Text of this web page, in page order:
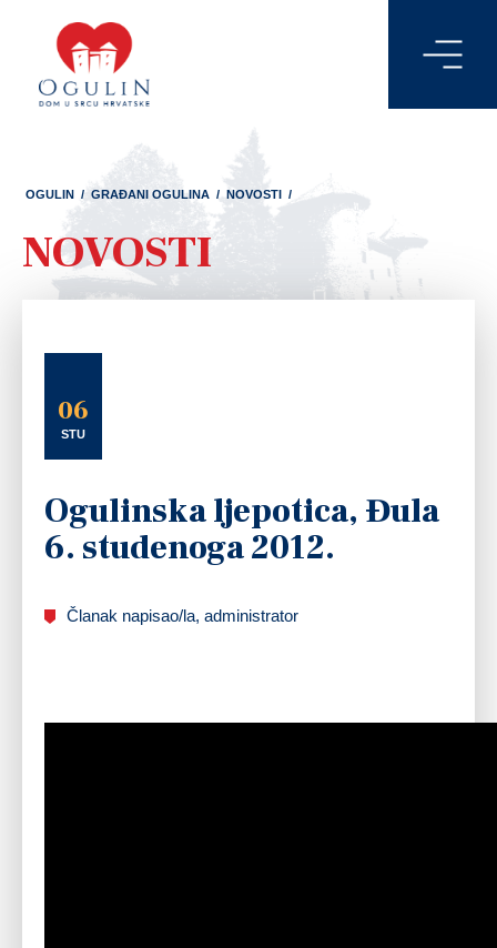
OGULIN / GRAĐANI OGULINA / NOVOSTI /
NOVOSTI
06
STU
Ogulinska ljepotica, Đula
6. studenoga 2012.
Članak napisao/la, administrator